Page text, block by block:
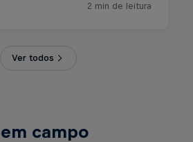
Ver todos
campo